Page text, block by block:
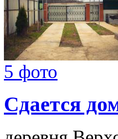
5 фото
Сдается